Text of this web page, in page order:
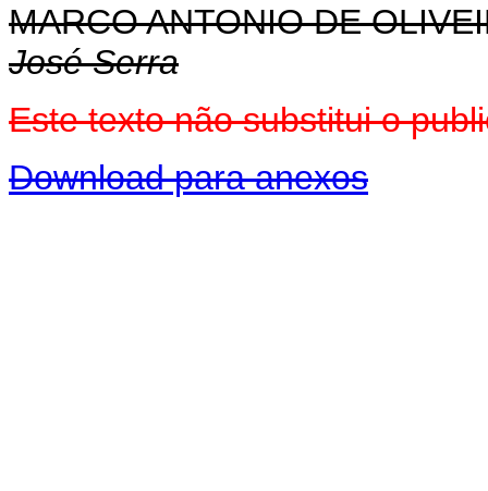
MARCO ANTONIO DE
José Serra
Este texto não substitui o
Download para anexos